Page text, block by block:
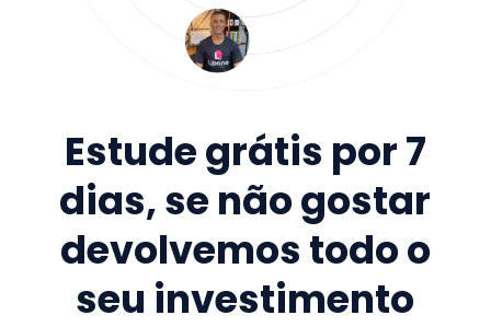
Estude grátis por 7
dias, se não gostar
devolvemos todo o
seu investimento